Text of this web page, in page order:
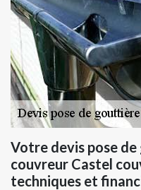
Votre devis pose
couvreur Castel
techniques et